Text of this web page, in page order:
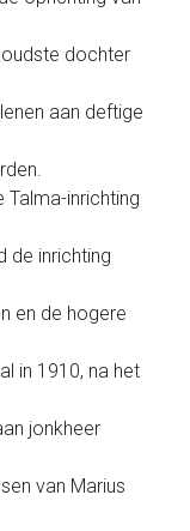
dochter
aan deftige
Talma-inrichting
de inrichting
en de hogere
in 1910, na het
jonkheer
van Marius